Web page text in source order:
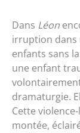
Dans Léon
irruption dans
enfants sans
une enfant
dramaturgie.
Cette
montée,